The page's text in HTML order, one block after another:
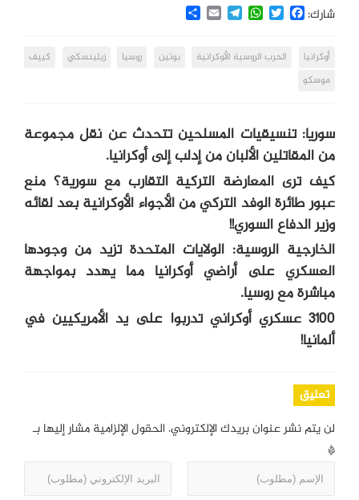
شارك: Facebook
Twitter
WhatsApp
Telegram
Email
Share
أوكرانيا الحرب الروسية الأوكرانية بوتين روسيا زيلينسكي
كييف
موسكو
سوريا: تنسيقيات المسلحين تتحدث عن نقل مجموعة
من المقاتلين ‎الألبان من ‎إدلب إلى ‎أوكرانيا.
كيف ترى المعارضة التركية التقارب مع سورية؟ منع
عبور طائرة الوفد التركي من الأجواء الأوكرانية بعد لقائه
وزير الدفاع السوري!!
الخارجية الروسية: الولايات المتحدة تزيد من وجودها
العسكري على أراضي أوكرانيا مما يهدد بمواجهة
مباشرة مع روسيا.
3100 عسكري أوكراني تدربوا على يد الأمريكيين في
ألمانيا!
تعليق
لن يتم نشر عنوان بريدك الإلكتروني. الحقول الإلزامية مشار إليها بـ
*